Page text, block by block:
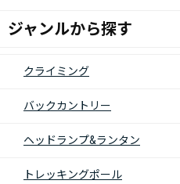
ジャンルから探す
クライミング
バックカントリー
ヘッドランプ&ランタン
トレッキングポール